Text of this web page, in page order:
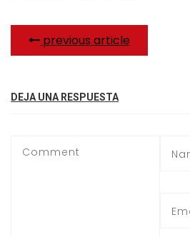
previous article
DEJA UNA RESPUESTA